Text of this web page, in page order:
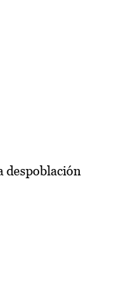
despoblación